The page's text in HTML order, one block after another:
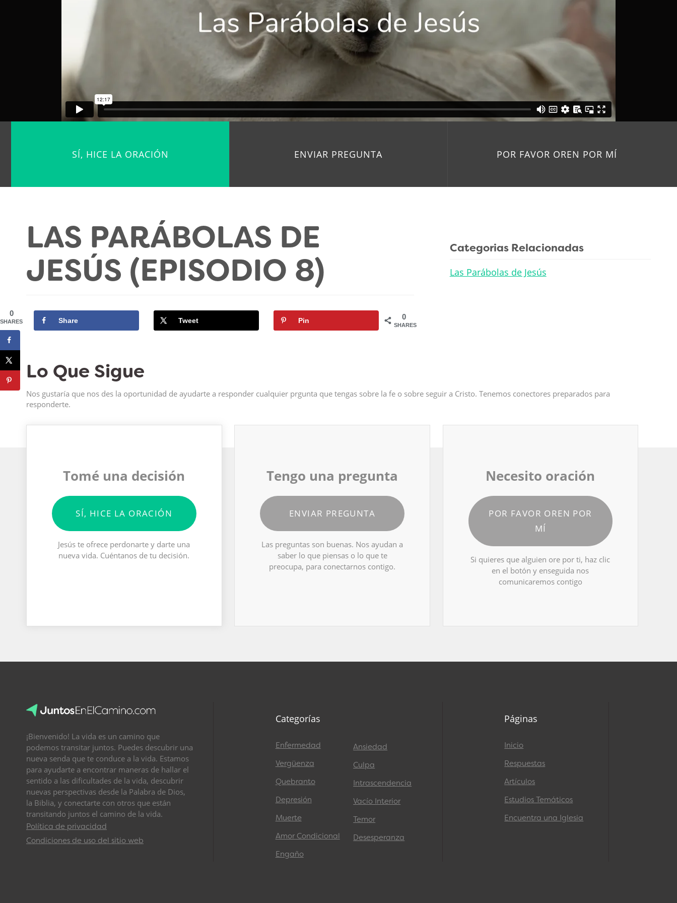
SÍ, HICE LA ORACIÓN ENVIAR PREGUNTA POR FAVOR OREN POR MÍ
LAS PARÁBOLAS DE
JESÚS (EPISODIO 8)
0
SHARES
Share Tweet Pin
Categorias Relacionadas
Las Parábolas de Jesús
Lo Que Sigue
Nos gustaría que nos des la oportunidad de ayudarte a responder cualquier prgunta que tengas sobre la fe o sobre seguir a Cristo. Tenemos conectores preparados para
responderte.
Tomé una decisión
SÍ, HICE LA ORACIÓN
Jesús te ofrece perdonarte y darte una
nueva vida. Cuéntanos de tu decisión.
Tengo una pregunta
ENVIAR PREGUNTA
Las preguntas son buenas. Nos ayudan a
saber lo que piensas o lo que te
preocupa, para conectarnos contigo.
Necesito oración
POR FAVOR OREN POR
MÍ
Si quieres que alguien ore por ti, haz clic
en el botón y enseguida nos
comunicaremos contigo
¡Bienvenido! La vida es un camino que
podemos transitar juntos. Puedes descubrir una
nueva senda que te conduce a la vida. Estamos
para ayudarte a encontrar maneras de hallar el
sentido a las dificultades de la vida, descubrir
nuevas perspectivas desde la Palabra de Dios,
la Biblia, y conectarte con otros que están
transitando juntos el camino de la vida.
Política de privacidad
Condiciones de uso del sitio web
Categorías
Enfermedad
Vergüenza
Quebranto
Depresión
Muerte
Amor Condicional
Engaño
Ansiedad
Culpa
Intrascendencia
Vacío Interior
Temor
Desesperanza
Páginas
Inicio
Respuestas
Artículos
Estudios Temáticos
Encuentra una Iglesia
0
SHARES